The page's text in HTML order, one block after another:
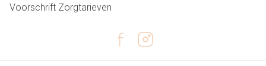
Voorschrift Zorgtarieven